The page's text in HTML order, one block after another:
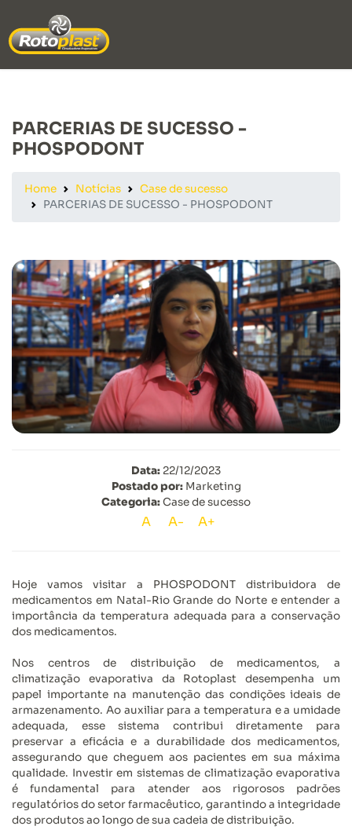
PARCERIAS DE SUCESSO -
PHOSPODONT
Home Notícias
Case de sucesso
PARCERIAS DE SUCESSO - PHOSPODONT
Data: 22/12/2023
Postado por:Marketing
Categoria:Case de sucesso
A A- A+
Hoje vamos visitar a PHOSPODONT distribuidora de
medicamentos em Natal-Rio Grande do Norte e entender a
importância da temperatura adequada para a conservação
dos medicamentos.
Nos centros de distribuição de medicamentos, a
climatização evaporativa da Rotoplast desempenha um
papel importante na manutenção das condições ideais de
armazenamento. Ao auxiliar para a temperatura e a umidade
adequada, esse sistema contribui diretamente para
preservar a eficácia e a durabilidade dos medicamentos,
assegurando que cheguem aos pacientes em sua máxima
qualidade. Investir em sistemas de climatização evaporativa
é fundamental para atender aos rigorosos padrões
regulatórios do setor farmacêutico, garantindo a integridade
dos produtos ao longo de sua cadeia de distribuição.